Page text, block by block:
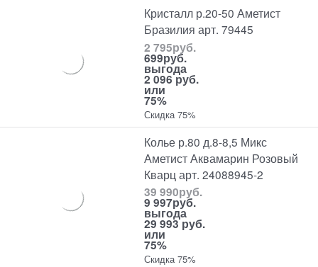
Кристалл р.20-50 Аметист
Бразилия арт. 79445
2 795руб.
699руб.
выгода
2 096 руб.
или
75%
Скидка 75%
Колье р.80 д.8-8,5 Микс
Аметист Аквамарин Розовый
Кварц арт. 24088945-2
39 990руб.
9 997руб.
выгода
29 993 руб.
или
75%
Скидка 75%